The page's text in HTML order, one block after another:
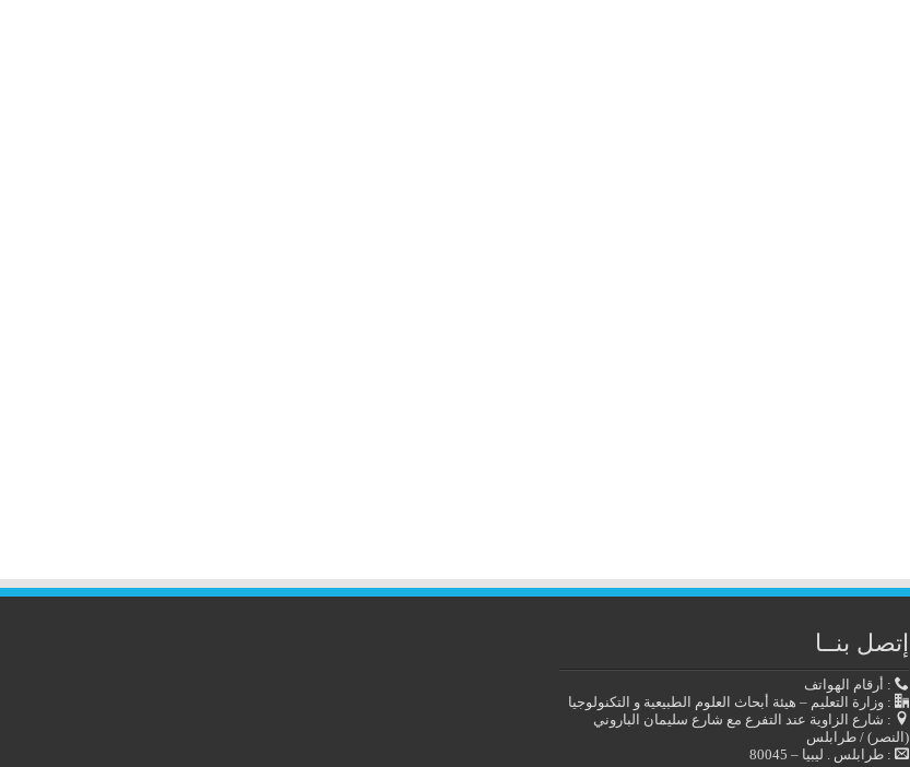
إتصل بنــا
: أرقام الهواتف
: وزارة التعليم – هيئة أبحاث العلوم الطبيعية و التكنولوجيا
: شارع الزاوية عند التفرع مع شارع سليمان الباروني
(النصر) / طرابلس
: طرابلس . ليبيا – 80045